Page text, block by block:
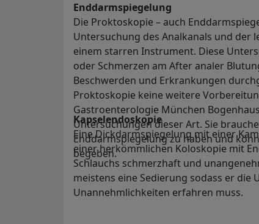
Enddarmspiegelung
Die Proktoskopie – auch
Untersuchung des Analkanals und der
einem starren Instrument. Diese
oder Schmerzen am After analer
Beschwerden und Erkrankungen
Proktoskopie keine weitere
Gastroenterologie München
Untersuchungen dieser Art. Sie
Enddarmspiegelung zu haben und
begeben.
Kapselendoskopie
Eine Dickdarmspiegelung mit einer
einer herkömmlichen Koloskopie mit
Schlauchs schmerzhaft und
meistens eine Sedierung sodass er
Unannehmlichkeiten erfahren muss.